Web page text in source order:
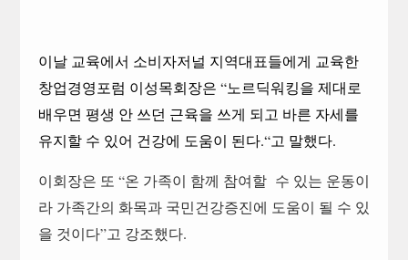
이날 교육에서 소비자저널 지역대표들에게 교육한
창업경영포럼 이성목회장은 “노르딕워킹을 제대로
배우면 평생 안 쓰던 근육을 쓰게 되고 바른 자세를
유지할 수 있어 건강에 도움이 된다.“고 말했다.
이회장은 또 “온 가족이 함께 참여할 수 있는 운동이
라 가족간의 화목과 국민건강증진에 도움이 될 수 있
을 것이다”고 강조했다.